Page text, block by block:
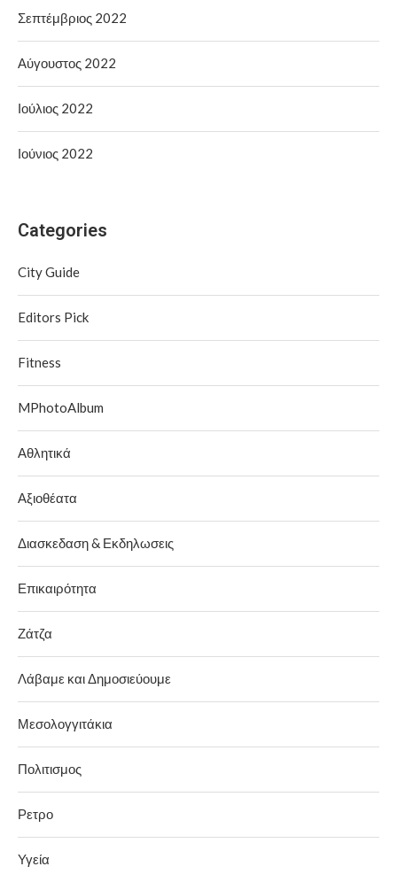
Σεπτέμβριος 2022
Αύγουστος 2022
Ιούλιος 2022
Ιούνιος 2022
Categories
City Guide
Editors Pick
Fitness
MPhotoAlbum
Αθλητικά
Αξιοθέατα
Διασκεδαση & Εκδηλωσεις
Επικαιρότητα
Ζάτζα
Λάβαμε και Δημοσιεύουμε
Μεσολογγιτάκια
Πολιτισμος
Ρετρο
Υγεία